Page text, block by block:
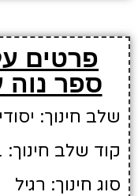
פרטים
ספר
שלב חינוך:
קוד שלב חינוך: 1
סוג חינוך: רגיל